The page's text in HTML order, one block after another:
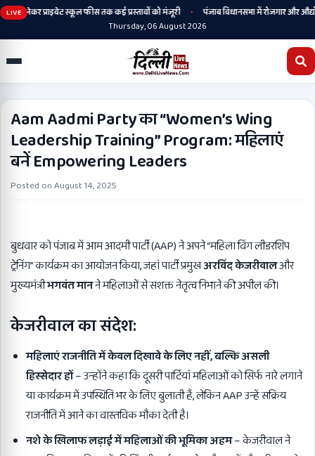
LIVE
से लेकर प्राइवेट स्कूल फीस तक कई प्रस्तावों को मंजूरी •
पंजाब विधानसभा में रोजगार और
Thursday, 06 August 2026
Aam Aadmi Party का “Women’s Wing
Leadership Training” Program: महिलाएं
बनें Empowering Leaders
Posted onAugust 14, 2025
बुधवार को पंजाब में आम आदमी पार्टी (AAP) ने अपने “महिला विंग लीडरशिप
ट्रेनिंग” कार्यक्रम का आयोजन किया, जहां पार्टी प्रमुखअरविंद केजरीवालऔर
मुख्यमंत्रीभगवंत मानने महिलाओं से सशक्त नेतृत्व निभाने की अपील की।
केजरीवाल का संदेश:
महिलाएं राजनीति में केवल दिखावे के लिए नहीं,बल्कि असली
हिस्सेदार हों– उन्होंने कहा कि दूसरी पार्टियां महिलाओं को सिर्फ नारे लगाने
या कार्यक्रम में उपस्थिति भर के लिए बुलाती हैं, लेकिन AAP उन्हें सक्रिय
राजनीति में आने का वास्तविक मौका देती है।
नशे के खिलाफ लड़ाई में महिलाओं की भूमिका अहम– केजरीवाल ने